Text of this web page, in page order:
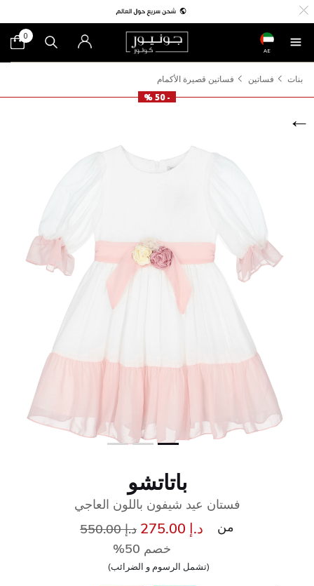
AE
0
بنات فساتين
فساتين قصيرة الأكمام
- 50 %
باتاتشو
فستان عيد شيفون باللون العاجي
من
د.إ 275.00 سعر مخفض من
د.إ 550.00
إلى
خصم 50%
(تشمل الرسوم و الضرائب)